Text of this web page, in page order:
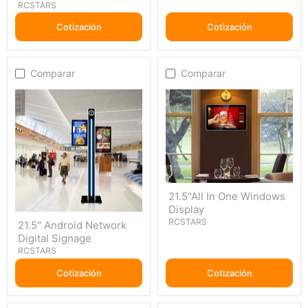
Digital
Signage
RCSTARS
Cotización Cotización
Comparar
Android
Network
Digital
Signage
21.5" Android Network
Digital Signage
RCSTARS
Cotización
Comparar
In
One
Windows
21.5"All In One Windows
Display
RCSTARS
Cotización